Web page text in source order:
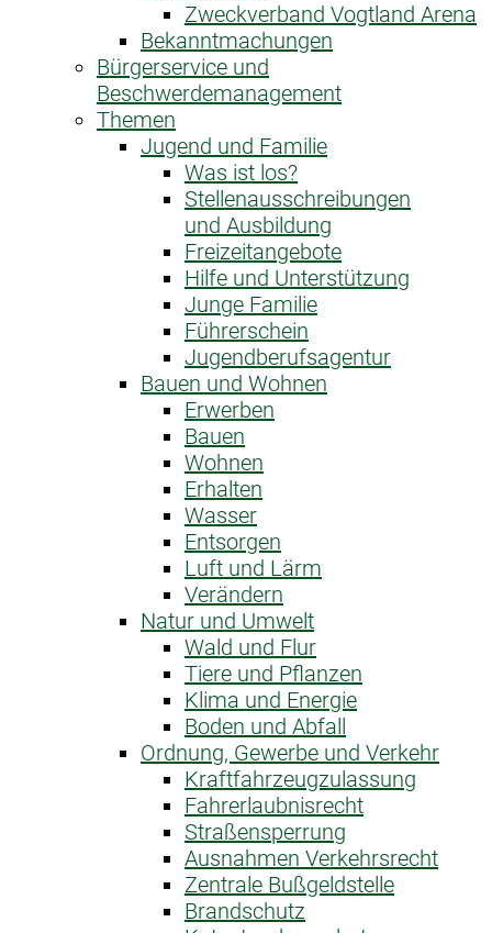
Zweckverband Vogtland Arena
Bekanntmachungen
Bürgerservice und
Beschwerdemanagement
Themen
Jugend und Familie
Was ist los?
Stellenausschreibungen
und Ausbildung
Freizeitangebote
Hilfe und Unterstützung
Junge Familie
Führerschein
Jugendberufsagentur
Bauen und Wohnen
Erwerben
Bauen
Wohnen
Erhalten
Wasser
Entsorgen
Luft und Lärm
Verändern
Natur und Umwelt
Wald und Flur
Tiere und Pflanzen
Klima und Energie
Boden und Abfall
Ordnung, Gewerbe und Verkehr
Kraftfahrzeug­zulassung
Fahrerlaubnis­recht
Straßensperrung
Ausnahme­n Verkehrsrecht
Zentrale Bußgeldstelle
Brandschutz